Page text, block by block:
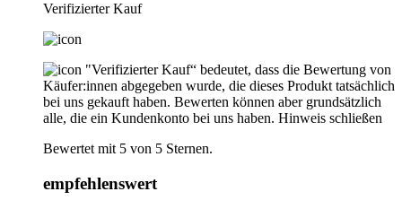
Verifizierter Kauf
"Verifizierter Kauf“ bedeutet, dass die Bewertung von
Käufer:innen abgegeben wurde, die dieses Produkt tatsächlich
bei uns gekauft haben. Bewerten können aber grundsätzlich
alle, die ein Kundenkonto bei uns haben. Hinweis schließen
Bewertet mit 5 von 5 Sternen.
empfehlenswert